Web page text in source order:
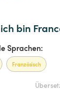
bin
Sprachen:
Französisch